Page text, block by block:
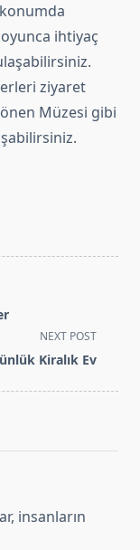
ihtiyaç
ziyaret
Müzesi gibi
NEXT POST
Kiralık Ev
insanların